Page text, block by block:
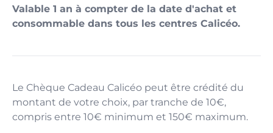
Valable 1 an à compter de la date d'achat et
consommable dans tous les centres Calicéo.
Le Chèque Cadeau Calicéo peut être crédité du
montant de votre choix, par tranche de 10€,
compris entre 10€ minimum et 150€ maximum.